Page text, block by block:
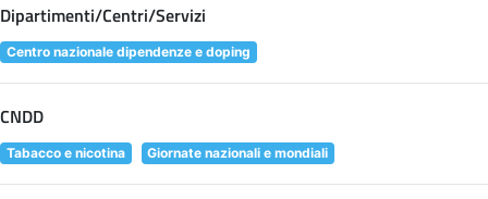
Dipartimenti/Centri/Servizi
Centro nazionale dipendenze e doping
CNDD
Tabacco e nicotina Giornate nazionali e mondiali